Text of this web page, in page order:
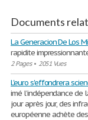
Documents
La Generacion De Los
rapidite
2 Pages• 2051 Vues
L'euro s'effondrera
imé l’indépendance de
jour après jour, des
européenne achète